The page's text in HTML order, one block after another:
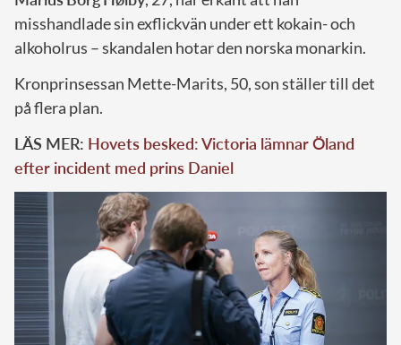
misshandlade sin exflickvän under ett kokain- och
alkoholrus – skandalen hotar den norska monarkin.
Kronprinsessan Mette-Marits, 50, son ställer till det
på flera plan.
LÄS MER: Hovets besked: Victoria lämnar Öland
efter incident med prins Daniel